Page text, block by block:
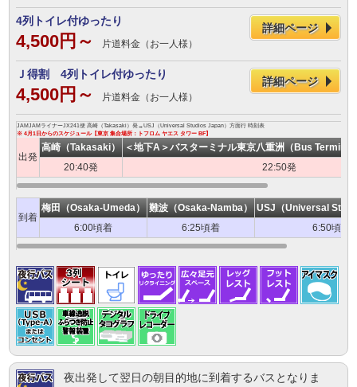
4列トイレ付ゆったり
4,500円～ 片道料金（お一人様）
詳細ページ
Ｊ得割 4列トイレ付ゆったり
4,500円～ 片道料金（お一人様）
詳細ページ
JAMJAMライナーJX241便 高崎（Takasaki）発→USJ（Universal Studios Japan）方面行 時刻表
※ 4月1日からのスケジュール【東京 集合場所：トフロム ヤエス タワー BF】
出発
高崎（Takasaki）
＜地下A＞バスターミナル東京八重洲（Bus
20:40発
22:50発
到着
梅田（Osaka-Umeda） 難波（Osaka-Namba）
USJ（Universal
6:00頃着
6:25頃着 6:50頃着
夜出発して翌日の朝目的地に到着するバスとなりま